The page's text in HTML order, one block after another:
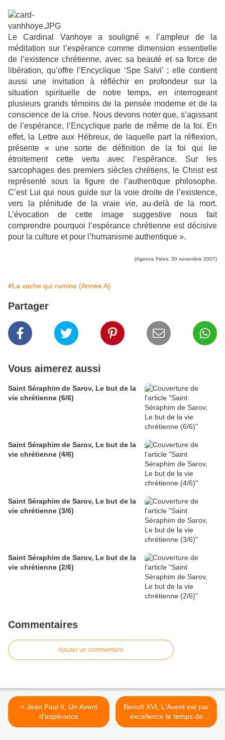
Le Cardinal Vanhoye a souligné « l’ampleur de la
méditation sur l’espérance comme dimension essentielle
de l’existence chrétienne, avec sa beauté et sa force de
libération, qu’offre l’Encyclique ‘Spe Salvi’ ; elle contient
aussi une invitation à réfléchir en profondeur sur la
situation spirituelle de notre temps, en interrogeant
plusieurs grands témoins de la pensée moderne et de la
conscience de la crise. Nous devons noter que, s’agissant
de l’espérance, l’Encyclique parle de même de la foi. En
effet, la Lettre aux Hébreux, de laquelle part la réflexion,
présente « une sorte de définition de la foi qui lie
étroitement cette vertu avec l’espérance. Sur les
sarcophages des premiers siècles chrétiens, le Christ est
représenté sous la figure de l’authentique philosophe.
C’est Lui qui nous guide sur la voie droite de l’existence,
vers la plénitude de la vraie vie, au-delà de la mort.
L’évocation de cette image suggestive nous fait
comprendre pourquoi l’espérance chrétienne est décisive
pour la culture et pour l’humanisme authentique ».
(Agence Fides, 30 novembre 2007)
#La vache qui rumine (Année A)
Partager
Vous aimerez aussi
Saint Séraphim de Sarov, Le but de la
vie chrétienne (6/6)
Saint Séraphim de Sarov, Le but de la
vie chrétienne (4/6)
Saint Séraphim de Sarov, Le but de la
vie chrétienne (3/6)
Saint Séraphim de Sarov, Le but de la
vie chrétienne (2/6)
Commentaires
Ajouter un commentaire
< Jean Paul II, Un Avent
d'espérance
Benoît XVI, L'Avent est par
excellence le temps de
l'espérance (1) >